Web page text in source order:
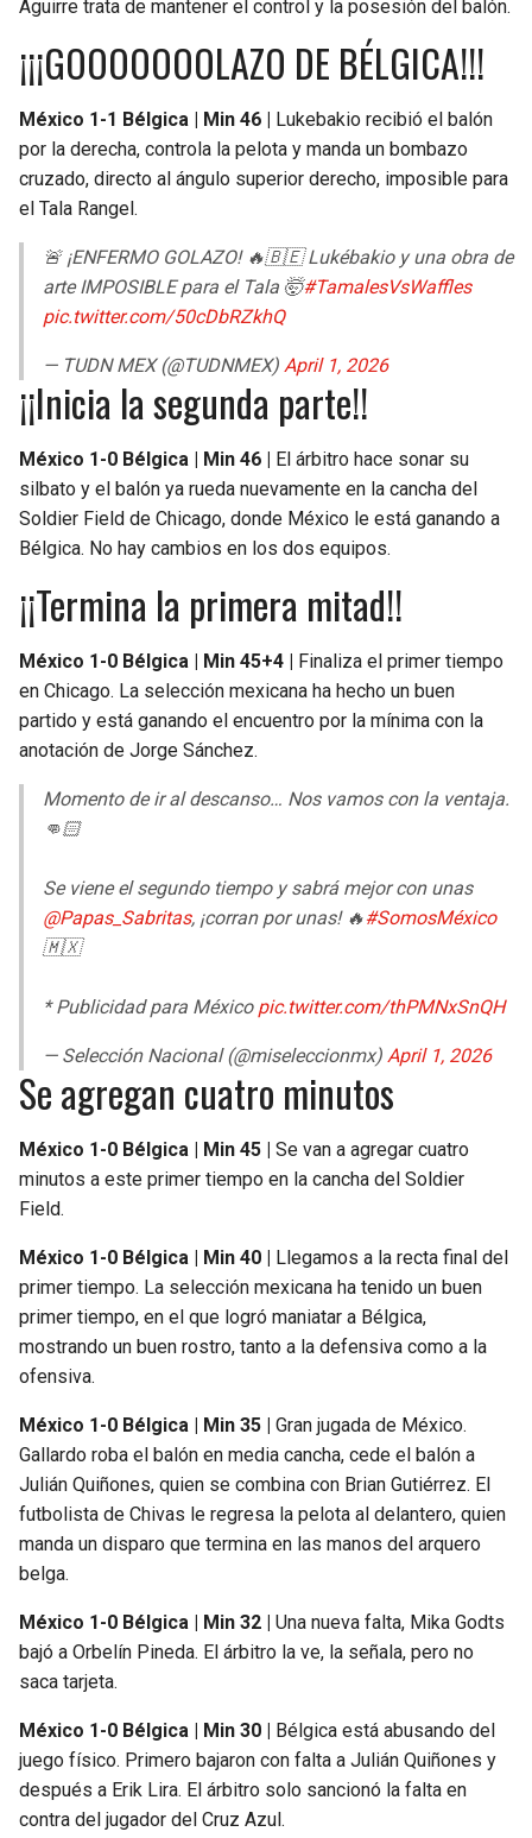
Aguirre trata de mantener el control y la posesión del balón.
¡¡¡GOOOOOOOLAZO DE BÉLGICA!!!
México 1-1 Bélgica | Min 46 | Lukebakio recibió el balón
por la derecha, controla la pelota y manda un bombazo
cruzado, directo al ángulo superior derecho, imposible para
el Tala Rangel.
🚨 ¡ENFERMO GOLAZO! 🔥🇧🇪 Lukébakio y una obra de
arte IMPOSIBLE para el Tala 🤯#TamalesVsWaffles
pic.twitter.com/50cDbRZkhQ
— TUDN MEX (@TUDNMEX) April 1, 2026
¡¡Inicia la segunda parte!!
México 1-0 Bélgica | Min 46 | El árbitro hace sonar su
silbato y el balón ya rueda nuevamente en la cancha del
Soldier Field de Chicago, donde México le está ganando a
Bélgica. No hay cambios en los dos equipos.
¡¡Termina la primera mitad!!
México 1-0 Bélgica | Min 45+4 | Finaliza el primer tiempo
en Chicago. La selección mexicana ha hecho un buen
partido y está ganando el encuentro por la mínima con la
anotación de Jorge Sánchez.
Momento de ir al descanso… Nos vamos con la ventaja.
👊🏻
Se viene el segundo tiempo y sabrá mejor con unas
@Papas_Sabritas, ¡corran por unas! 🔥#SomosMéxico
🇲🇽
* Publicidad para México pic.twitter.com/thPMNxSnQH
— Selección Nacional (@miseleccionmx) April 1, 2026
Se agregan cuatro minutos
México 1-0 Bélgica | Min 45 | Se van a agregar cuatro
minutos a este primer tiempo en la cancha del Soldier
Field.
México 1-0 Bélgica | Min 40 | Llegamos a la recta final del
primer tiempo. La selección mexicana ha tenido un buen
primer tiempo, en el que logró maniatar a Bélgica,
mostrando un buen rostro, tanto a la defensiva como a la
ofensiva.
México 1-0 Bélgica | Min 35 | Gran jugada de México.
Gallardo roba el balón en media cancha, cede el balón a
Julián Quiñones, quien se combina con Brian Gutiérrez. El
futbolista de Chivas le regresa la pelota al delantero, quien
manda un disparo que termina en las manos del arquero
belga.
México 1-0 Bélgica | Min 32 | Una nueva falta, Mika Godts
bajó a Orbelín Pineda. El árbitro la ve, la señala, pero no
saca tarjeta.
México 1-0 Bélgica | Min 30 | Bélgica está abusando del
juego físico. Primero bajaron con falta a Julián Quiñones y
después a Erik Lira. El árbitro solo sancionó la falta en
contra del jugador del Cruz Azul.